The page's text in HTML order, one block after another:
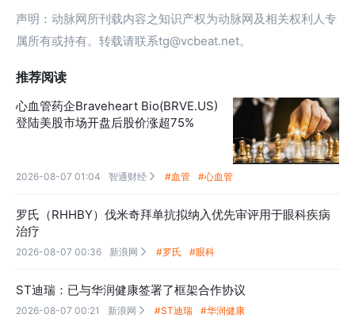
声明：动脉网所刊载内容之知识产权为动脉网及相关权利人专
属所有或持有。转载请联系tg@vcbeat.net。
推荐阅读
心血管药企Braveheart Bio(BRVE.US)
登陆美股市场开盘后股价涨超75%
2026-08-07 01:04 智通财经  #血管 #心血管
罗氏（RHHBY）伐米奇拜单抗拟纳入优先审评用于眼科疾病
治疗
2026-08-07 00:36 新浪网  #罗氏 #眼科
ST迪瑞：已与华润健康签署了框架合作协议
2026-08-07 00:21 新浪网  #ST迪瑞 #华润健康